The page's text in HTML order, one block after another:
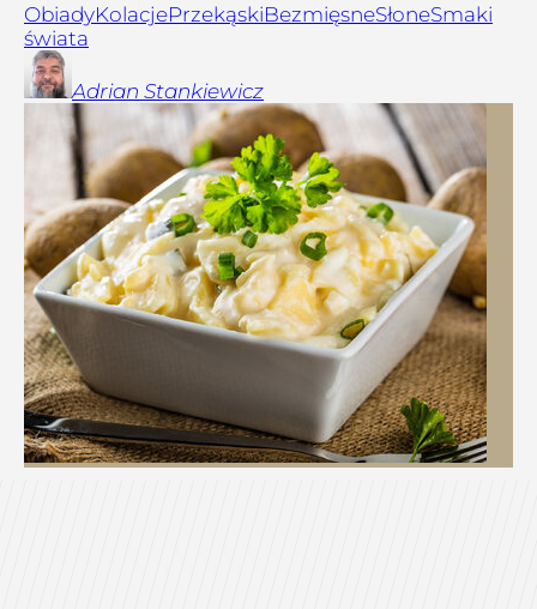
ObiadyKolacjePrzekąskiBezmięsneSłoneSmaki
świata
Adrian Stankiewicz